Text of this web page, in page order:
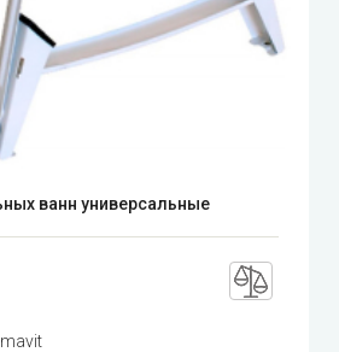
ванн универсальные